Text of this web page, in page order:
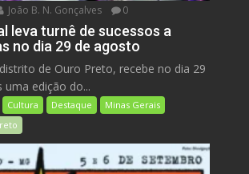
João B. N. Gonçalves 0
leva turnê de sucessos a
no dia 29 de agosto
de Ouro Preto, recebe no dia 29
edição do...
Cultura Destaque
Minas Gerais